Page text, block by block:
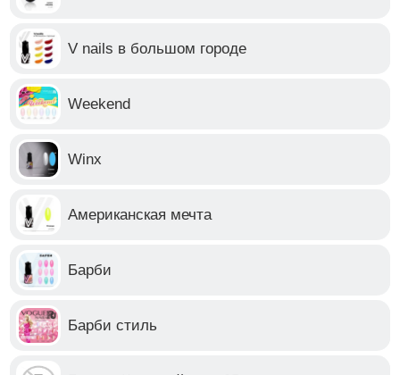
V nails в большом городе
Weekend
Winx
Американская мечта
Барби
Барби стиль